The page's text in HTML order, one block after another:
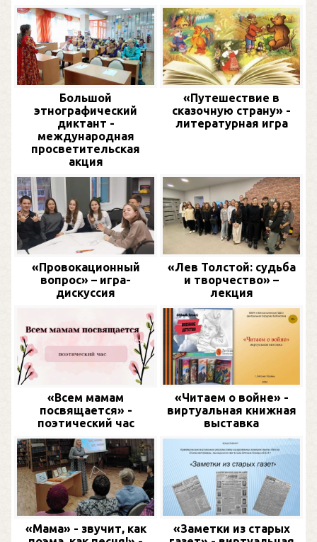
Большой
этнографический
диктант -
международная
просветительская
акция
«Путешествие в
сказочную страну» -
литературная игра
«Провокационный
вопрос» – игра-
дискуссия
«Лев Толстой: судьба
и творчество» –
лекция
«Всем мамам
посвящается» -
поэтический час
«Читаем о войне» -
виртуальная книжная
выставка
«Мама» - звучит, как
«Заметки из старых